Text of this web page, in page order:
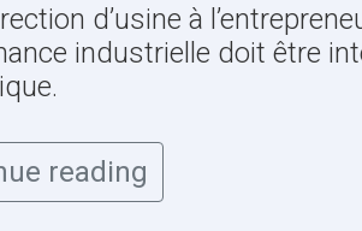
d’usine à
industrielle doit être
reading